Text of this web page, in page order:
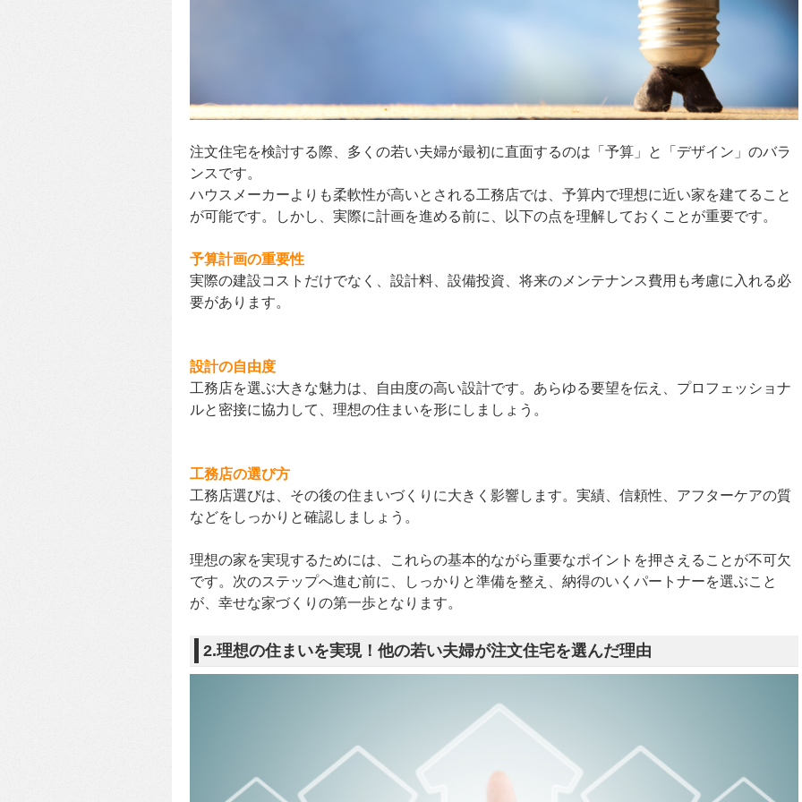
注文住宅を検討する際、多くの若い夫婦が最初に直面するのは「予算」と「デザイン」のバラ
ンスです。
ハウスメーカーよりも柔軟性が高いとされる工務店では、予算内で理想に近い家を建てること
が可能です。しかし、実際に計画を進める前に、以下の点を理解しておくことが重要です。
予算計画の重要性
実際の建設コストだけでなく、設計料、設備投資、将来のメンテナンス費用も考慮に入れる必
要があります。
設計の自由度
工務店を選ぶ大きな魅力は、自由度の高い設計です。あらゆる要望を伝え、プロフェッショナ
ルと密接に協力して、理想の住まいを形にしましょう。
工務店の選び方
工務店選びは、その後の住まいづくりに大きく影響します。実績、信頼性、アフターケアの質
などをしっかりと確認しましょう。
理想の家を実現するためには、これらの基本的ながら重要なポイントを押さえることが不可欠
です。次のステップへ進む前に、しっかりと準備を整え、納得のいくパートナーを選ぶこと
が、幸せな家づくりの第一歩となります。
2.理想の住まいを実現！他の若い夫婦が注文住宅を選んだ理由